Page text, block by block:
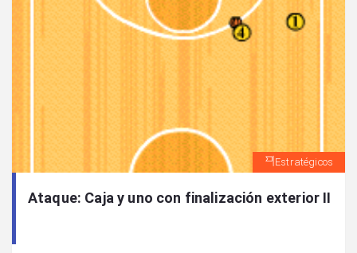
Estratégicos
Ataque: Caja y uno con finalización exterior II